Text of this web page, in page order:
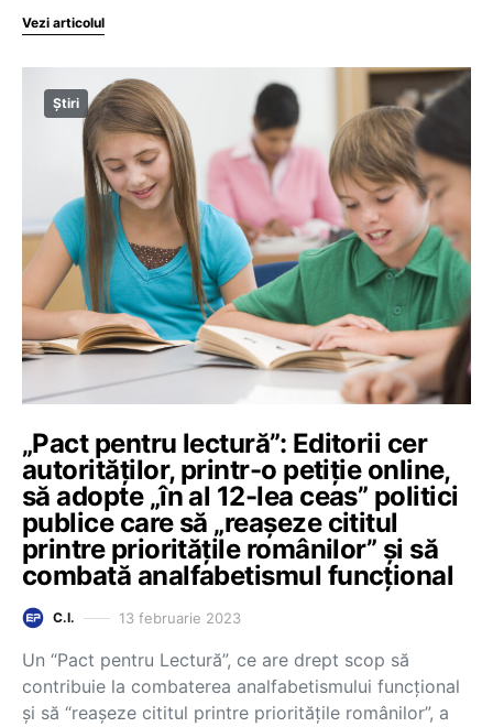
Vezi articolul
Știri
„Pact pentru lectură”: Editorii cer
autorităților, printr-o petiție online,
să adopte „în al 12-lea ceas” politici
publice care să „reașeze cititul
printre prioritățile românilor” și să
combată analfabetismul funcțional
C.I. 13 februarie 2023
Un “Pact pentru Lectură”, ce are drept scop să
contribuie la combaterea analfabetismului funcțional
și să “reașeze cititul printre prioritățile românilor”, a